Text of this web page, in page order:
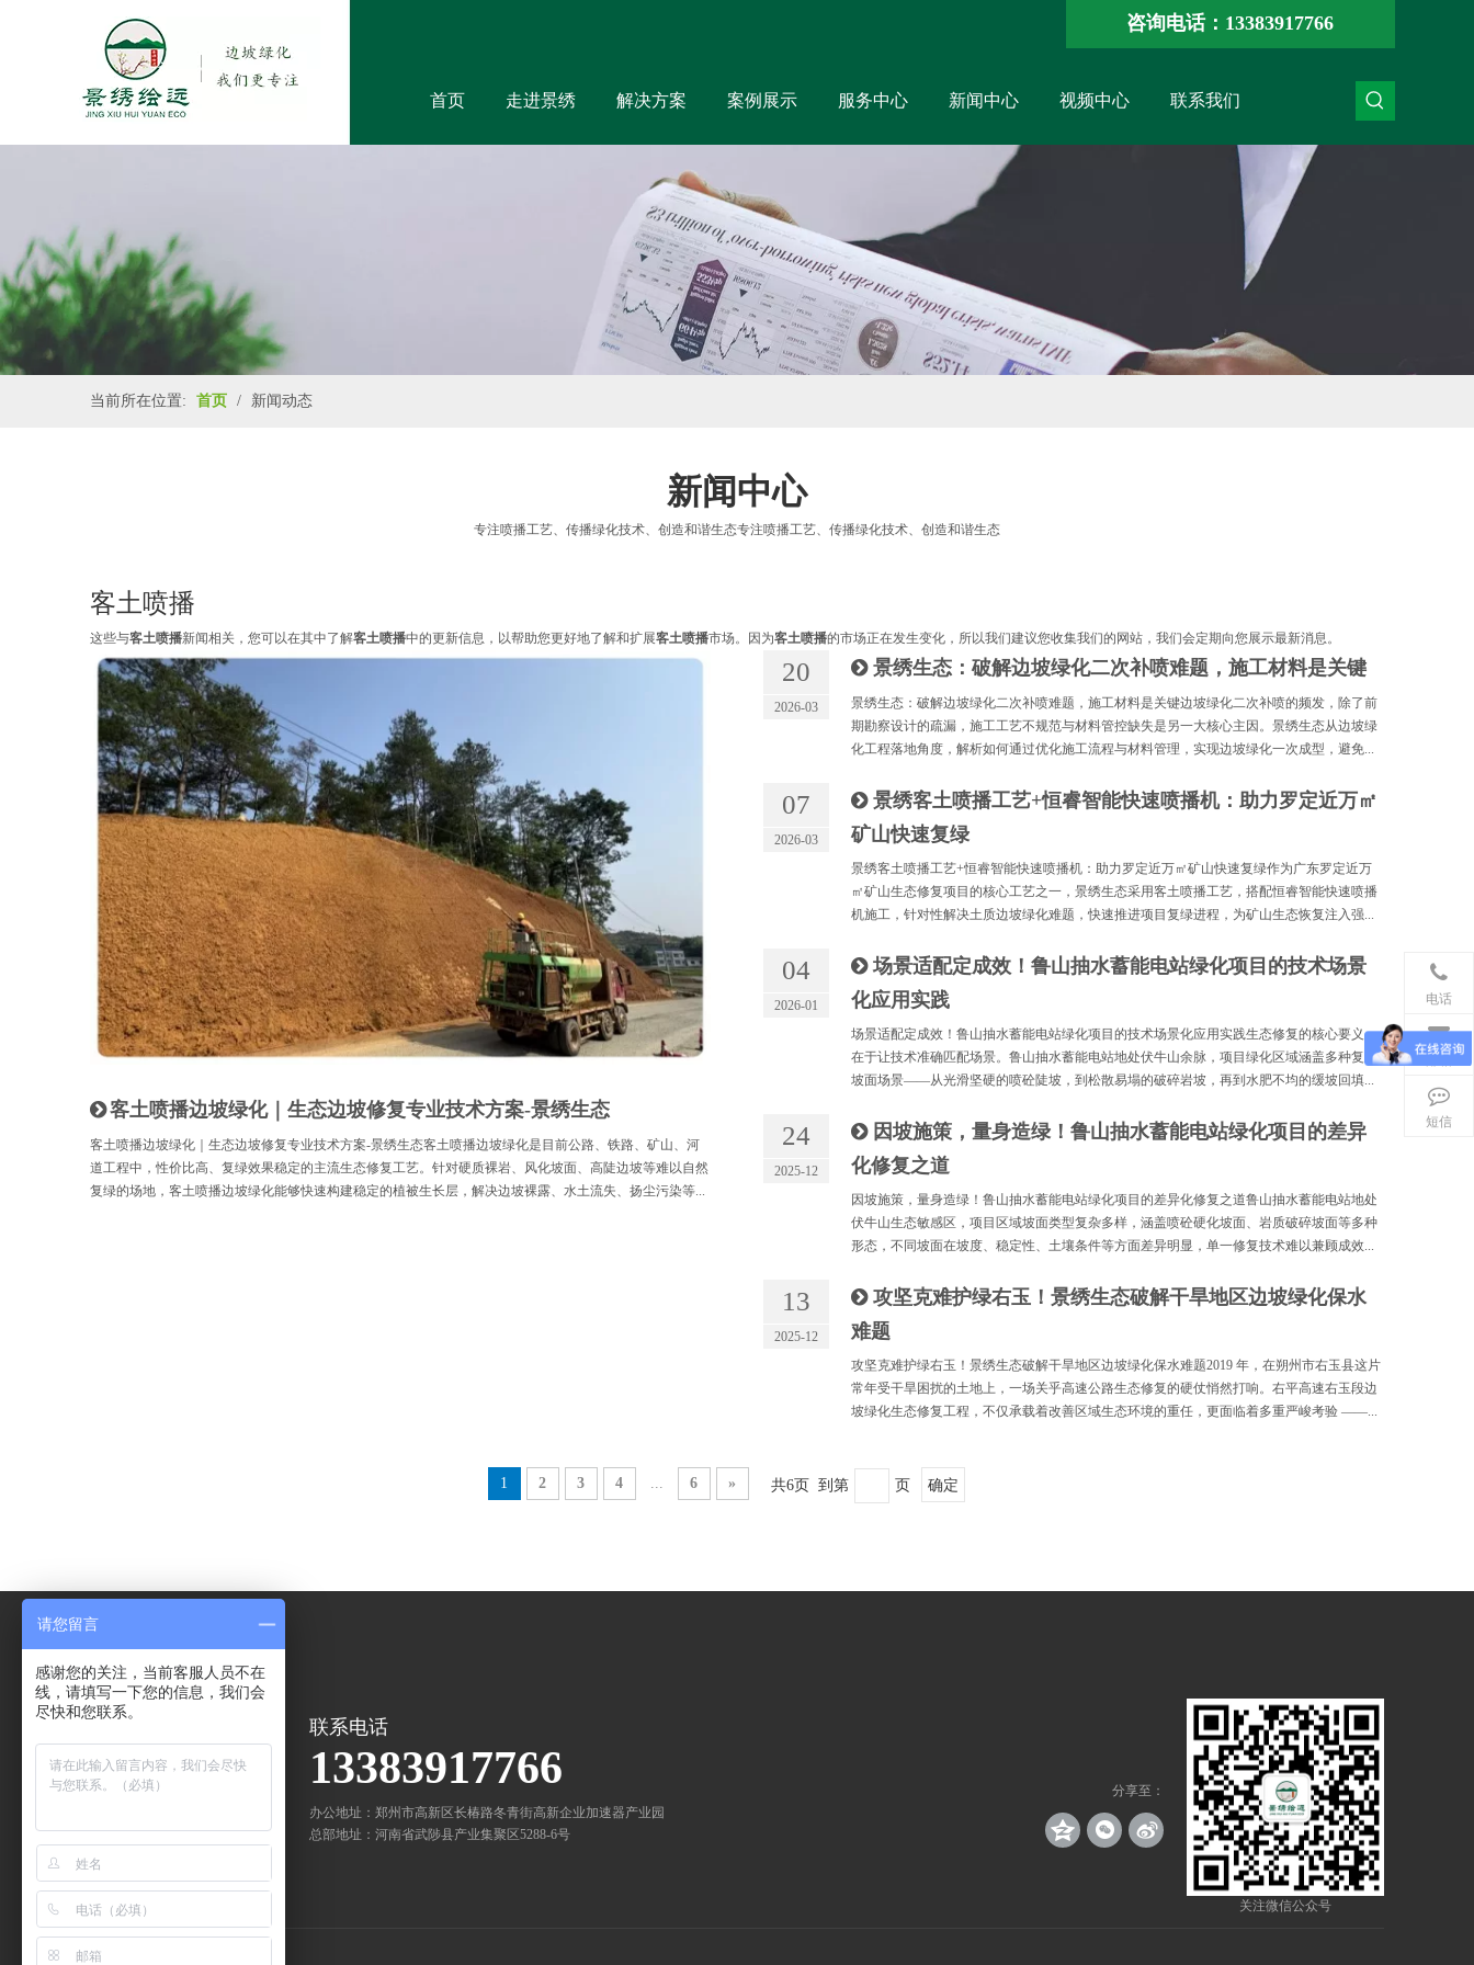
咨询电话：13383917766
首页 走进景绣 解决方案 案例展示 服务中心 新闻中心 视频中心 联系我们
当前所在位置: 首页 / 新闻动态
新闻中心
专注喷播工艺、传播绿化技术、创造和谐生态专注喷播工艺、传播绿化技术、创造和谐生态
客土喷播
这些与客土喷播新闻相关，您可以在其中了解客土喷播中的更新信息，以帮助您更好地了解和扩展客土喷播市场。因为客土喷播的市场正在发生变化，所以我们建议您收集我们的网站，我们会定期向您展示最新消息。
客土喷播边坡绿化｜生态边坡修复专业技术方案-景绣生态
客土喷播边坡绿化｜生态边坡修复专业技术方案-景绣生态客土喷播边坡绿化是目前公路、铁路、矿山、河
道工程中，性价比高、复绿效果稳定的主流生态修复工艺。针对硬质裸岩、风化坡面、高陡边坡等难以自然
复绿的场地，客土喷播边坡绿化能够快速构建稳定的植被生长层，解决边坡裸露、水土流失、扬尘污染等...
20
2026-03
景绣生态：破解边坡绿化二次补喷难题，施工材料是关键
景绣生态：破解边坡绿化二次补喷难题，施工材料是关键边坡绿化二次补喷的频发，除了前
期勘察设计的疏漏，施工工艺不规范与材料管控缺失是另一大核心主因。景绣生态从边坡绿
化工程落地角度，解析如何通过优化施工流程与材料管理，实现边坡绿化一次成型，避免...
07
2026-03
景绣客土喷播工艺+恒睿智能快速喷播机：助力罗定近万㎡
矿山快速复绿
景绣客土喷播工艺+恒睿智能快速喷播机：助力罗定近万㎡矿山快速复绿作为广东罗定近万
㎡矿山生态修复项目的核心工艺之一，景绣生态采用客土喷播工艺，搭配恒睿智能快速喷播
机施工，针对性解决土质边坡绿化难题，快速推进项目复绿进程，为矿山生态恢复注入强...
04
2026-01
场景适配定成效！鲁山抽水蓄能电站绿化项目的技术场景
化应用实践
场景适配定成效！鲁山抽水蓄能电站绿化项目的技术场景化应用实践生态修复的核心要义，
在于让技术准确匹配场景。鲁山抽水蓄能电站地处伏牛山余脉，项目绿化区域涵盖多种复杂
坡面场景——从光滑坚硬的喷砼陡坡，到松散易塌的破碎岩坡，再到水肥不均的缓坡回填...
24
2025-12
因坡施策，量身造绿！鲁山抽水蓄能电站绿化项目的差异
化修复之道
因坡施策，量身造绿！鲁山抽水蓄能电站绿化项目的差异化修复之道鲁山抽水蓄能电站地处
伏牛山生态敏感区，项目区域坡面类型复杂多样，涵盖喷砼硬化坡面、岩质破碎坡面等多种
形态，不同坡面在坡度、稳定性、土壤条件等方面差异明显，单一修复技术难以兼顾成效...
13
2025-12
攻坚克难护绿右玉！景绣生态破解干旱地区边坡绿化保水
难题
攻坚克难护绿右玉！景绣生态破解干旱地区边坡绿化保水难题2019 年，在朔州市右玉县这片
常年受干旱困扰的土地上，一场关乎高速公路生态修复的硬仗悄然打响。右平高速右玉段边
坡绿化生态修复工程，不仅承载着改善区域生态环境的重任，更面临着多重严峻考验 ——...
1 2 3 4 ... 6 » 共6页 到第 页 确定
联系电话
13383917766
办公地址：郑州市高新区长椿路冬青街高新企业加速器产业园
总部地址：河南省武陟县产业集聚区5288-6号
分享至：
关注微信公众号
友情链接：
电话
邮箱
短信
请您留言
感谢您的关注，当前客服人员不在
线，请填写一下您的信息，我们会
尽快和您联系。